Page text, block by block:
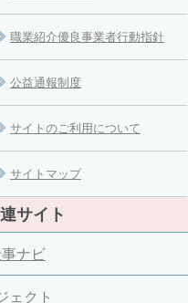
職業紹介優良事業者行動指針
公益通報制度
サイトのご利用について
サイトマップ
サイト
ナビ
ェクト